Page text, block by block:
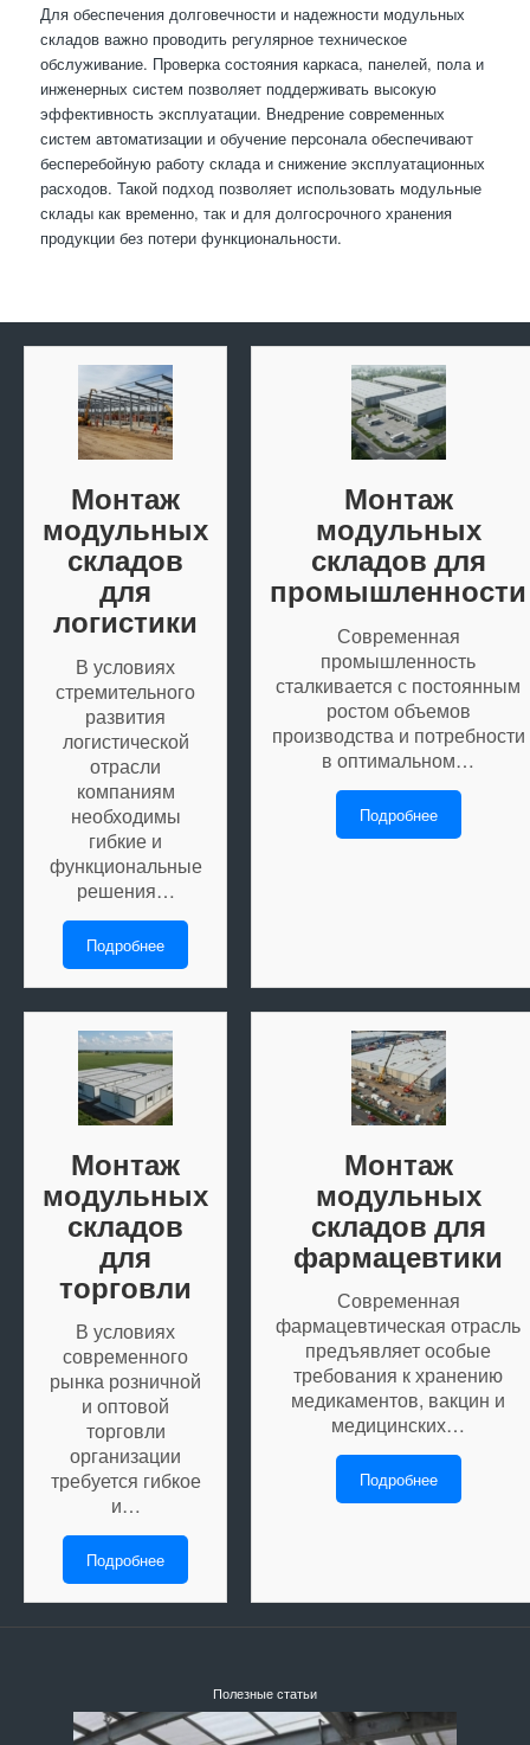
Для обеспечения долговечности и надежности модульных
складов важно проводить регулярное техническое
обслуживание. Проверка состояния каркаса, панелей, пола и
инженерных систем позволяет поддерживать высокую
эффективность эксплуатации. Внедрение современных
систем автоматизации и обучение персонала обеспечивают
бесперебойную работу склада и снижение эксплуатационных
расходов. Такой подход позволяет использовать модульные
склады как временно, так и для долгосрочного хранения
продукции без потери функциональности.
Монтаж
модульных
складов
для
логистики
В условиях
стремительного
развития
логистической
отрасли
компаниям
необходимы
гибкие и
функциональные
решения…
Подробнее
Монтаж
модульных
складов для
промышленности
Современная
промышленность
сталкивается с постоянным
ростом объемов
производства и потребности
в оптимальном…
Подробнее
Монтаж
модульных
складов
для
торговли
В условиях
современного
рынка розничной
и оптовой
торговли
организации
требуется гибкое
и…
Подробнее
Монтаж
модульных
складов для
фармацевтики
Современная
фармацевтическая отрасль
предъявляет особые
требования к хранению
медикаментов, вакцин и
медицинских…
Подробнее
Полезные статьи